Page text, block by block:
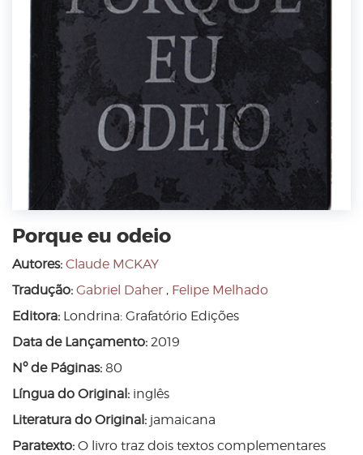
Porque eu odeio
Autores: Claude MCKAY
Tradução: Gabriel Daher , Felipe Melhado
Editora: Londrina: Grafatório Edições
Data de Lançamento: 2019
Nº de Páginas: 80
Língua do Original: inglês
Literatura do Original: jamaicana
Paratexto: O livro traz dois textos complementares